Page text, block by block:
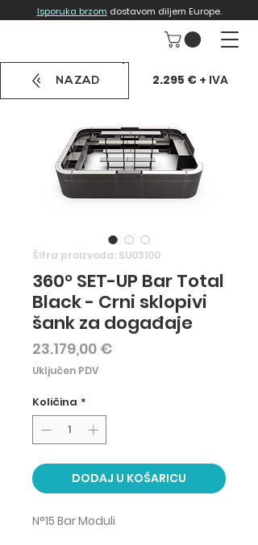
Isporuka brzom dostavom diljem Europe.
Šifra proizvoda: SU03100
360° SET-UP Bar Total
Black - Crni sklopivi
šank za događaje
23.179,00 €Cijena
Uključen PDV
Količina *
DODAJ U KOŠARICU
N°15 Bar Moduli
NAZAD 2.295 €+ IVA